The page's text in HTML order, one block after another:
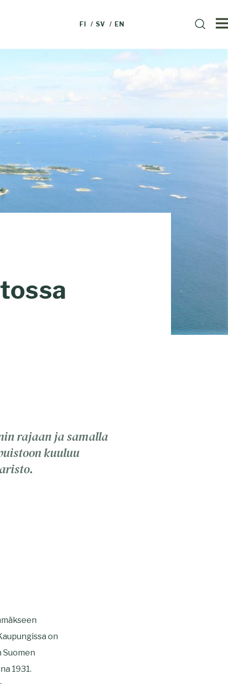
FI SV EN Haku
rajaan ja samalla
kuuluu
on
Suomen
1931.